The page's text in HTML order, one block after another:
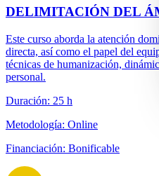
DELIMITACIÓN DEL
Este curso aborda la atención
directa, así como el papel del
técnicas de humanización,
personal.
Duración: 25 h
Metodología: Online
Financiación: Bonificable